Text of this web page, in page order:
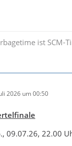
ist SCM-
2026 um 00:50
09.07.26, 22.00